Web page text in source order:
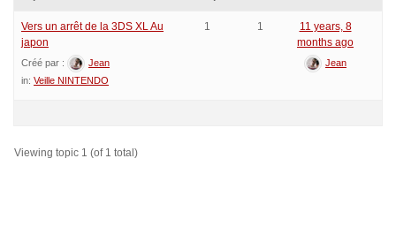
Vers un arrêt de la 3DS XL Au
japon
Créé par :
Jean
in: Veille NINTENDO
1 1
11 years, 8
months ago
Jean
Viewing topic 1 (of 1 total)